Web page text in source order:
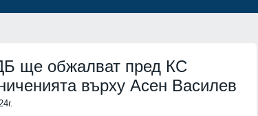
ще обжалват пред КС
върху Асен Василев